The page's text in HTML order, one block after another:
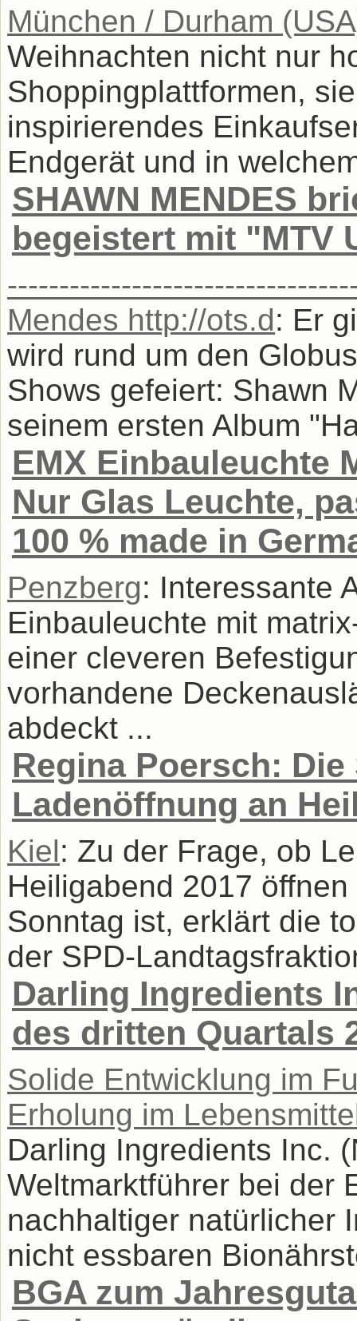
München / Durham
Weihnachten nicht nur
Shoppingplattformen,
inspirierendes
Endgerät und in
SHAWN MENDES
begeistert mit "MTV
Mendes http://ots.d: Er
wird rund um den
Shows gefeiert: Shawn
seinem ersten Album
EMX Einbauleuchte
Nur Glas Leuchte,
100 % made in
Penzberg: Interessante
Einbauleuchte mit
einer cleveren
vorhandene
abdeckt ...
Regina Poersch:
Ladenöffnung an
Kiel: Zu der Frage, ob
Heiligabend 2017
Sonntag ist, erklärt die
der SPD-
Darling Ingredients
des dritten Quartals
Solide Entwicklung im
Erholung im
Darling Ingredients Inc.
Weltmarktführer bei der
nachhaltiger natürlicher
nicht essbaren
BGA zum